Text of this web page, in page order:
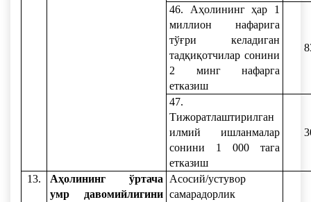
46. Аҳолининг ҳар 1
миллион нафарига
тўғри келадиган
тадқиқотчилар сонини
2 минг нафарга
етказиш
47.
Тижоратлаштирилган
илмий ишланмалар
сонини 1 000 тага
етказиш
13.
Аҳолининг ўртача
умр давомийлигини
Асосий/устувор
самарадорлик